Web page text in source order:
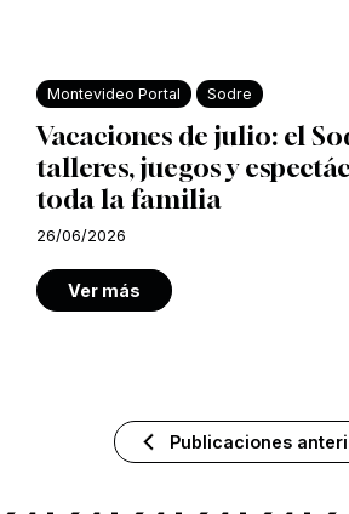
Montevideo Portal Sodre
Vacaciones de julio: el
talleres, juegos y
toda la familia
26/06/2026
Ver más
Publicaciones